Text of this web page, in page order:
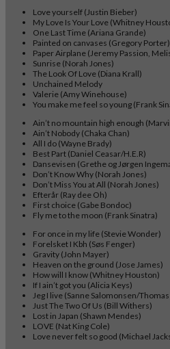
Love yourself (Justin Bieber)
My Love Is Your Love (Whitney
One Last Time (Ariana Grande)
Painted on canvases (Gregory Porter)
Paper Airplane (Jeremy Passion,
Sunrise (Norah Jones)
The Look Of Love (Diana Krall)
Unchained Melody
Valerie (Amy Winehouse)
You make me feel so young (Frank
Ain’t no mountain high enough
Ain’t Nobody (Chaka Chan)
All I do (Wayne Brady)
Best Part (Daniel Ceasar/H.E.R)
Dansevisen (Grethe og Jørgen
Don’t Know Why (Norah Jones)
Don’t Miss You at All (Norah Jones)
Efterår (Ray dee Oh)
First choice (Gabe Bondoc)
Fly me to the moon (Frank Sinatra)
For once in my life (Stevie Wonder)
Forelsket I Kbh (Søs Fenger)
Gravity (John Mayer)
Heaven on the ground (Jose James)
How will I know (Whitney Houston)
If I ain’t got you (Alicia Keys)
Jeg I live (Sanne Salomonsen/
Just The Two Of Us (Bill Withers)
Lost in Japan (Shawn Mendes)
LOVE (Nat King Cole)
Love never felt so good (Michael